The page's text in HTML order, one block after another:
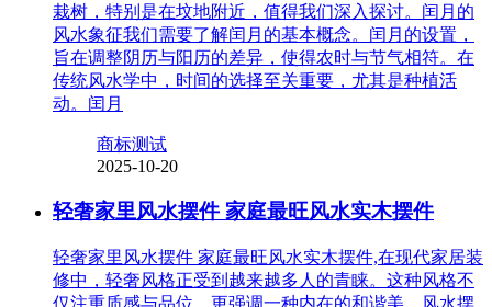
栽树，特别是在坟地附近，值得我们深入探讨。闰月的
风水象征我们需要了解闰月的基本概念。闰月的设置，
旨在调整阴历与阳历的差异，使得农时与节气相符。在
传统风水学中，时间的选择至关重要，尤其是种植活
动。闰月
商标测试
2025-10-20
轻奢家里风水摆件 家庭最旺风水实木摆件
轻奢家里风水摆件 家庭最旺风水实木摆件,在现代家居装
修中，轻奢风格正受到越来越多人的青睐。这种风格不
仅注重质感与品位，更强调一种内在的和谐美。风水摆